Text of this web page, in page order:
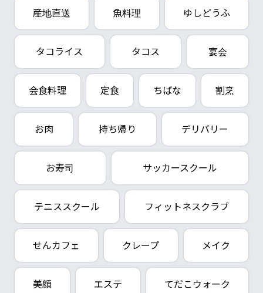
産地直送 魚料理 ゆしどうふ
タコライス タコス 宴会
会食料理 定食 ちばな 割烹
お肉 持ち帰り デリバリー
お寿司 サッカースクール
テニススクール フィットネスクラブ
せんカフェ クレープ メイク
美顔 エステ てだこウォーク